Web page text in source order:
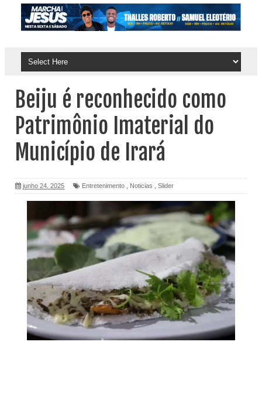
Beiju é reconhecido como
Patrimônio Imaterial do
Município de Irará
junho 24, 2025 Entretenimento Noticias Slider